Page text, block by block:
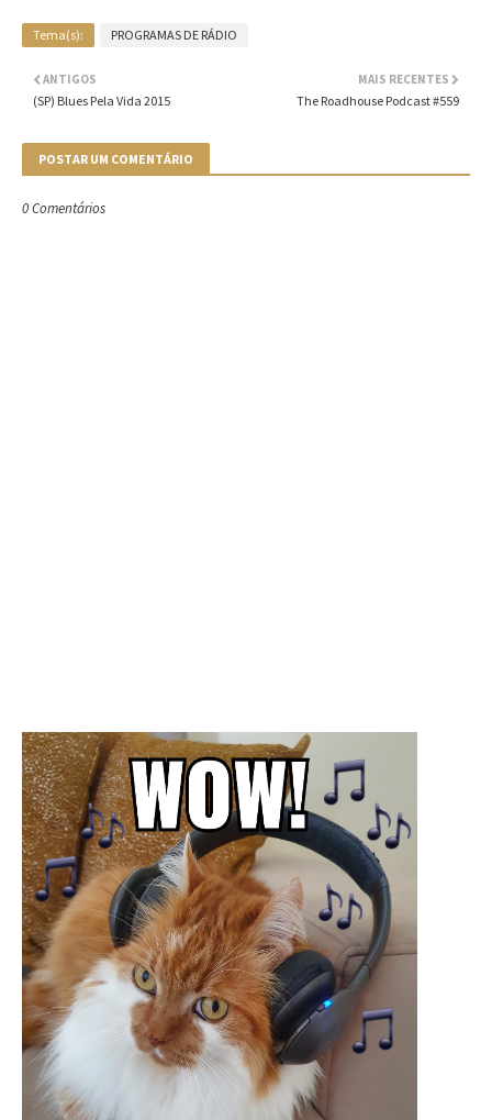
Tema(s): PROGRAMAS DE RÁDIO
MAIS RECENTES
The Roadhouse Podcast #559
ANTIGOS
(SP) Blues Pela Vida 2015
POSTAR UM COMENTÁRIO
0 Comentários